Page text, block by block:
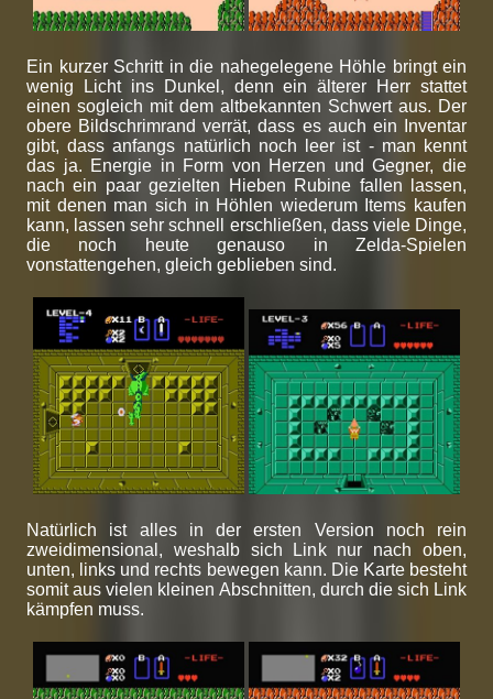
Ein kurzer Schritt in die nahegelegene Höhle bringt ein
wenig Licht ins Dunkel, denn ein älterer Herr stattet
einen sogleich mit dem altbekannten Schwert aus. Der
obere Bildschrimrand verrät, dass es auch ein Inventar
gibt, dass anfangs natürlich noch leer ist - man kennt
das ja. Energie in Form von Herzen und Gegner, die
nach ein paar gezielten Hieben Rubine fallen lassen,
mit denen man sich in Höhlen wiederum Items kaufen
kann, lassen sehr schnell erschließen, dass viele Dinge,
die noch heute genauso in Zelda-Spielen
vonstattengehen, gleich geblieben sind.
Natürlich ist alles in der ersten Version noch rein
zweidimensional, weshalb sich Link nur nach oben,
unten, links und rechts bewegen kann. Die Karte besteht
somit aus vielen kleinen Abschnitten, durch die sich Link
kämpfen muss.